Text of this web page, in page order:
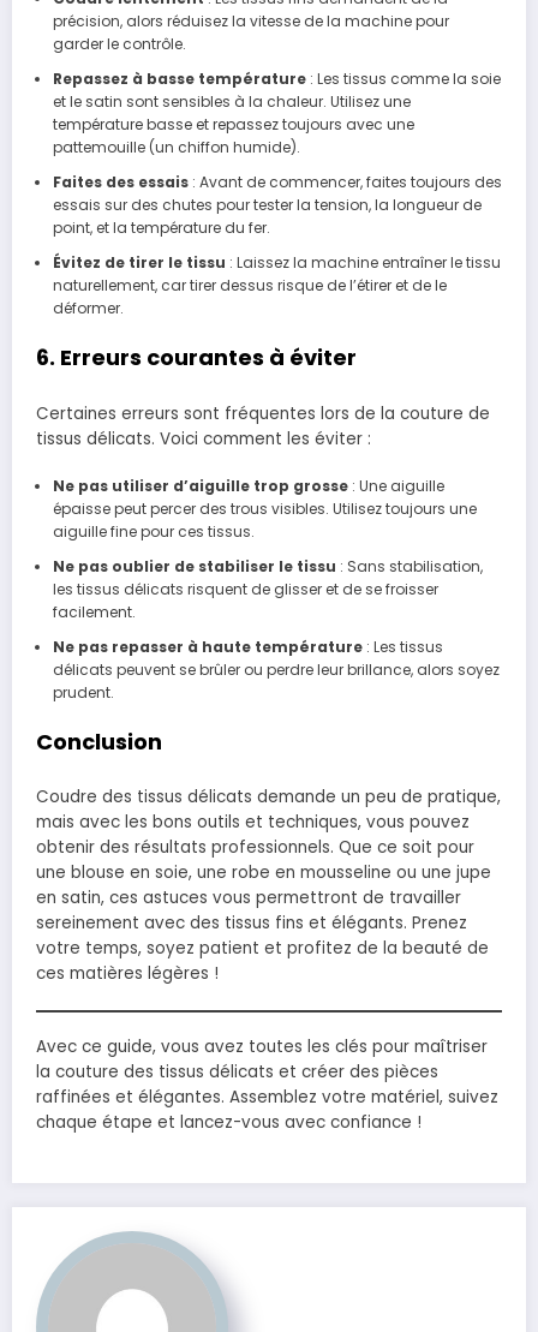
précision, alors réduisez la vitesse de la machine pour
garder le contrôle.
Repassez à basse température: Les tissus comme la soie
et le satin sont sensibles à la chaleur. Utilisez une
température basse et repassez toujours avec une
pattemouille (un chiffon humide).
Faites des essais: Avant de commencer, faites toujours des
essais sur des chutes pour tester la tension, la longueur de
point, et la température du fer.
Évitez de tirer le tissu : Laissez la machine entraîner le tissu
naturellement, car tirer dessus risque de l’étirer et de le
déformer.
6. Erreurs courantes à éviter
Certaines erreurs sont fréquentes lors de la couture de
tissus délicats. Voici comment les éviter :
Ne pas utiliser d’aiguille trop grosse: Une aiguille
épaisse peut percer des trous visibles. Utilisez toujours une
aiguille fine pour ces tissus.
Ne pas oublier de stabiliser le tissu : Sans stabilisation,
les tissus délicats risquent de glisser et de se froisser
facilement.
Ne pas repasser à haute température: Les tissus
délicats peuvent se brûler ou perdre leur brillance, alors soyez
prudent.
Conclusion
Coudre des tissus délicats demande un peu de pratique,
mais avec les bons outils et techniques, vous pouvez
obtenir des résultats professionnels. Que ce soit pour
une blouse en soie, une robe en mousseline ou une jupe
en satin, ces astuces vous permettront de travailler
sereinement avec des tissus fins et élégants. Prenez
votre temps, soyez patient et profitez de la beauté de
ces matières légères !
Avec ce guide, vous avez toutes les clés pour maîtriser
la couture des tissus délicats et créer des pièces
raffinées et élégantes. Assemblez votre matériel, suivez
chaque étape et lancez-vous avec confiance !